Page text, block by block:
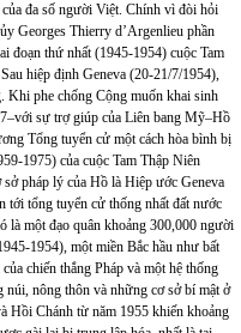
đa số người Việt. Chính vì đòi hỏi
Georges Thierry d’Argenlieu phần
đoạn thứ nhất (1945-1954) cuộc Tam
hiệp định Geneva (20-21/7/1954),
Khi phe chống Cộng muốn khai sinh
sự trợ giúp của Liên bang Mỹ–Hồ
Tổng tuyển cử một cách hòa bình bị
1975) của cuộc Tam Thập Niên
pháp lý của Hồ là Hiệp ước Geneva
tới tổng tuyển cử thống nhất đất nước
là một đạo quân khoảng 300,000 người
1954), một miền Bắc hầu như bất
chiến thắng Pháp và một hệ thống
nông thôn và những cơ sở bí mật ở
Hồi Chánh từ năm 1955 khiến khoảng